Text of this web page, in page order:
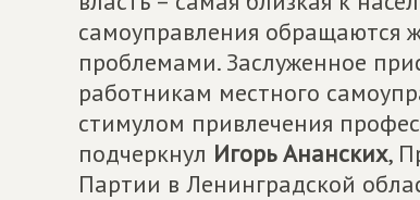
самоуправления обращаются
проблемами. Заслуженное
работникам местного
стимулом привлечения
подчеркнул Игорь Ананских,
Партии в Ленинградской